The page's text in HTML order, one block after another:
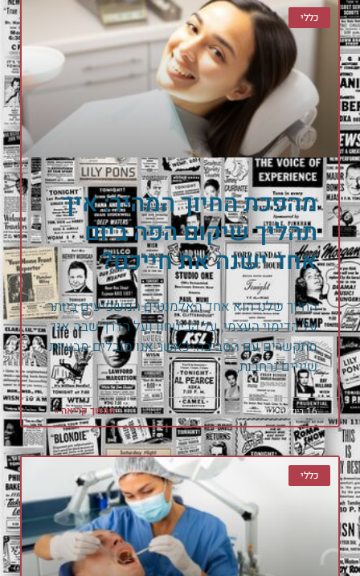
כללי
מהפכת החיוך המהיר: איך
תהליך שיקום הפה ביום
אחד ישנה את חייכם?
החיוך שלנו הוא אחד האלמנטים המשפיעים ביותר
על הדימוי העצמי, על הביטחון ועל הדרך שבה אנו
מתקשרים עם הסביבה. כאשר אנו סובלים מבעיות
שיניים נרחבות,
המשך קריאה » 16 ביולי 2026
כללי